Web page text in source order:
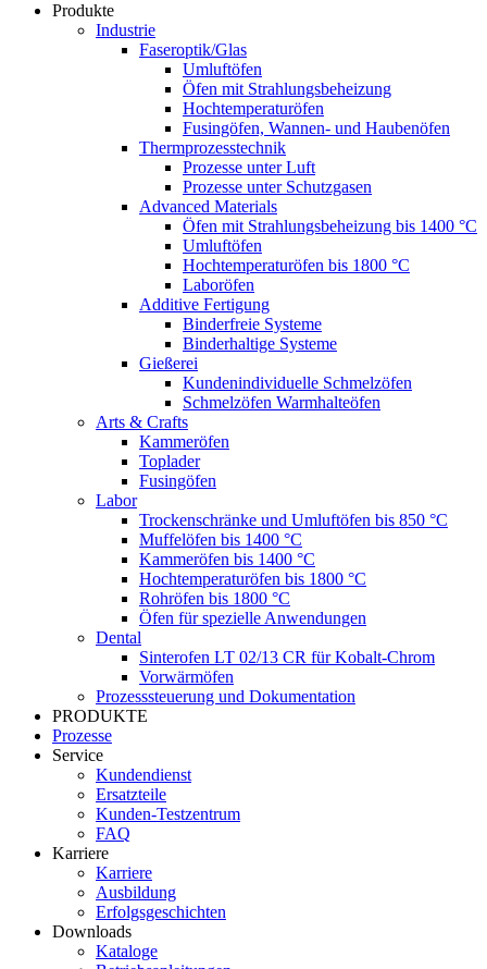
Produkte
Industrie
Faseroptik/Glas
Umluftöfen
Öfen mit Strahlungsbeheizung
Hochtemperaturöfen
Fusingöfen, Wannen- und Haubenöfen
Thermprozesstechnik
Prozesse unter Luft
Prozesse unter Schutzgasen
Advanced Materials
Öfen mit Strahlungsbeheizung bis 1400 °C
Umluftöfen
Hochtemperaturöfen bis 1800 °C
Laboröfen
Additive Fertigung
Binderfreie Systeme
Binderhaltige Systeme
Gießerei
Kundenindividuelle Schmelzöfen
Schmelzöfen Warmhalteöfen
Arts & Crafts
Kammeröfen
Toplader
Fusingöfen
Labor
Trockenschränke und Umluftöfen bis 850 °C
Muffelöfen bis 1400 °C
Kammeröfen bis 1400 °C
Hochtemperaturöfen bis 1800 °C
Rohröfen bis 1800 °C
Öfen für spezielle Anwendungen
Dental
Sinterofen LT 02/13 CR für Kobalt-Chrom
Vorwärmöfen
Prozesssteuerung und Dokumentation
PRODUKTE
Prozesse
Service
Kundendienst
Ersatzteile
Kunden-Testzentrum
FAQ
Karriere
Karriere
Ausbildung
Erfolgsgeschichten
Downloads
Kataloge